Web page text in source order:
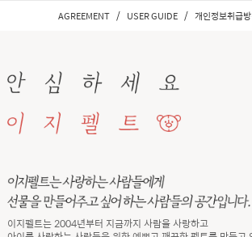
AGREEMENT / USER GUIDE / 개인정보취급
이지펠트는 2004년부터 지금까지 사람을 사랑하고